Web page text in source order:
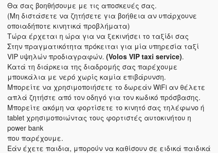
Θα σας βοηθήσουμε με τις αποσκευές σας.
(Μη διστάσετε να ζητήσετε για βοήθεια αν υπάρχουνε
οποιαδήποτε κινητικά προβλήματα)
Τώρα έρχεται η ώρα για να ξεκινήσει το ταξίδι σας
Στην πραγματικότητα πρόκειται για μία υπηρεσία ταξί
VIP υψηλών προδιαγραφών. (Volos VIP taxi service).
Κατά τη διάρκεια της διαδρομής σας παρέχουμε
μπουκάλια με νερό χωρίς καμία επιβάρυνση.
Μπορείτε να χρησιμοποιήσετε το δωρεάν WiFi αν θέλετε
απλά ζητήστε από τον οδηγό για τον κωδικό πρόσβασης.
Μπορείτε ακόμη να φορτίσετε το κινητό σας τηλέφωνο ή
tablet χρησιμοποιώντας τους φορτιστές αυτοκινήτου η
power bank
που παρέχουμε.
Εάν έχετε παιδια, μπορούν να καθίσουν σε ειδικά παιδικά